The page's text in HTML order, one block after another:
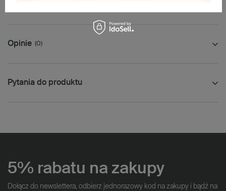
Opinie (0)
Pytania do produktu
5% rabatu na zakupy
Dołącz do newslettera, odbierz jednorazowy kod na zakupy i bądź na